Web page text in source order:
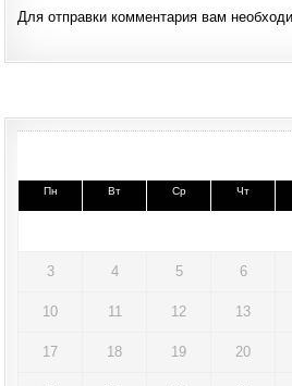
Для отправки комментария вам
Пн Вт Ср Чт
3 4 5 6
10 11 12 13
17 18 19 20